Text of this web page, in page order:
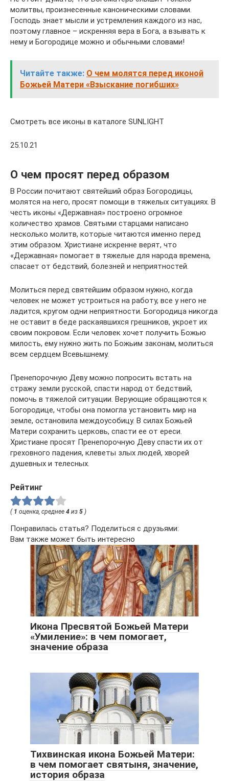
молитвы, произнесенные каноническими словами.
Господь знает мысли и устремления каждого из нас,
поэтому главное – искренняя вера в Бога, а взывать к
нему и Богородице можно и обычными словами!
Читайте также: О чем молятся перед иконой
Божьей Матери «Взыскание погибших»
Смотреть все иконы в каталоге SUNLIGHT
25.10.21
О чем просят перед образом
В России почитают святейший образ Богородицы,
молятся на него, просят помощи в тяжелых ситуациях. В
честь иконы «Державная» построено огромное
количество храмов. Святыми старцами написано
несколько молитв, которые читаются именно перед
этим образом. Христиане искренне верят, что
«Державная» помогает в тяжелые для народа времена,
спасает от бедствий, болезней и неприятностей.
Молиться перед святейшим образом нужно, когда
человек не может устроиться на работу, все у него не
ладится, кругом одни неприятности. Богородица никогда
не оставит в беде раскаявшихся грешников, укроет их
своим покровом. Если человек хочет получить Божью
милость, ему нужно жить по Божьим законам, молиться
всем сердцем Всевышнему.
Пренепорочную Деву можно попросить встать на
стражу земли русской, спасти народ от бедствий,
помочь в тяжелой ситуации. Верующие обращаются к
Богородице, чтобы она помогла установить мир на
земле, остановила междоусобицу. В силах Божьей
Матери сохранить церковь, спасти ее от ереси.
Христиане просят Пренепорочную Деву спасти их от
греховного падения, клеветы злых людей, хворей
душевных и телесных.
Рейтинг
( 1 оценка, среднее 4 из 5 )
Понравилась статья? Поделиться с друзьями:
Вам также может быть интересно
Икона Пресвятой Божьей Матери
«Умиление»: в чем помогает,
значение образа
Тихвинская икона Божьей Матери:
в чем помогает святыня, значение,
история образа